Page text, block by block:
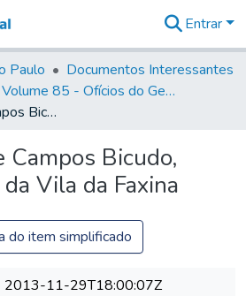
&
Coleções
Tudo na
Biblioteca
Estatísticas
Entrar
Paulo
Documentos Interessantes
Volume 85 - Ofícios do General Francisco da Cunha Menezes (Governador da Capitania): 1782- 1786
Para Felipe de Campos Bicudo, Sargento Mor da Vila da Faxina
Campos Bicudo,
Vila da Faxina
do item simplificado
2013-11-29T18:00:07Z